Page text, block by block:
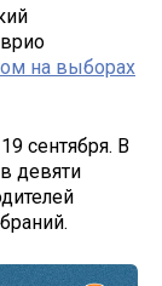
на выборах
сентября. В
девяти